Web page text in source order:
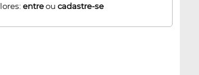
entreoucadastre-se